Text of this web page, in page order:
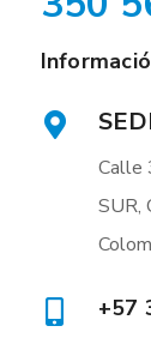
Calle
SUR,
+57